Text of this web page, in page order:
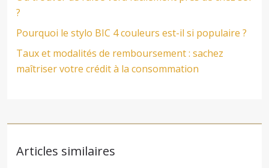
?
Pourquoi le stylo BIC 4 couleurs est-il si populaire ?
Taux et modalités de remboursement : sachez
maîtriser votre crédit à la consommation
Articles similaires